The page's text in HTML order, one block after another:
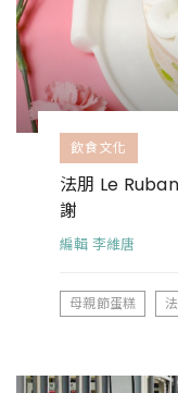
飲食文化
法朋 Le
謝
編輯 李維唐
母親節蛋糕